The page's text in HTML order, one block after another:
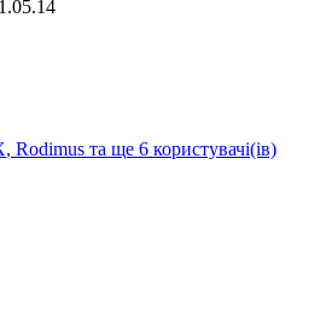
,Rodimusта ще 6 користувачі(ів)